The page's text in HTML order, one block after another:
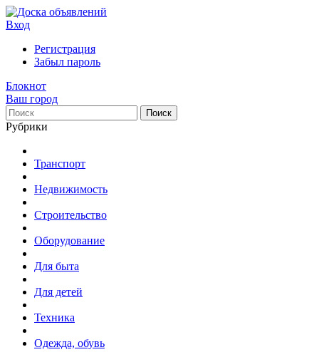
Вход
Регистрация
Забыл пароль
Блокнот
Ваш город
Поиск
Рубрики
Транспорт
Недвижимость
Строительство
Оборудование
Для быта
Для детей
Техника
Одежда, обувь